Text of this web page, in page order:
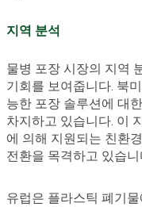
지역 분석
물병 포장 시장의 지역
기회를 보여줍니다. 북
능한 포장 솔루션에 대
차지하고 있습니다. 이
에 의해 지원되는 친환
전환을 목격하고 있습니
유럽은 플라스틱 폐기